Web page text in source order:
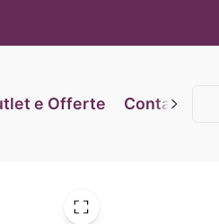
e Offerte Contatti